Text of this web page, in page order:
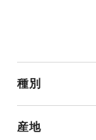
種別
産地